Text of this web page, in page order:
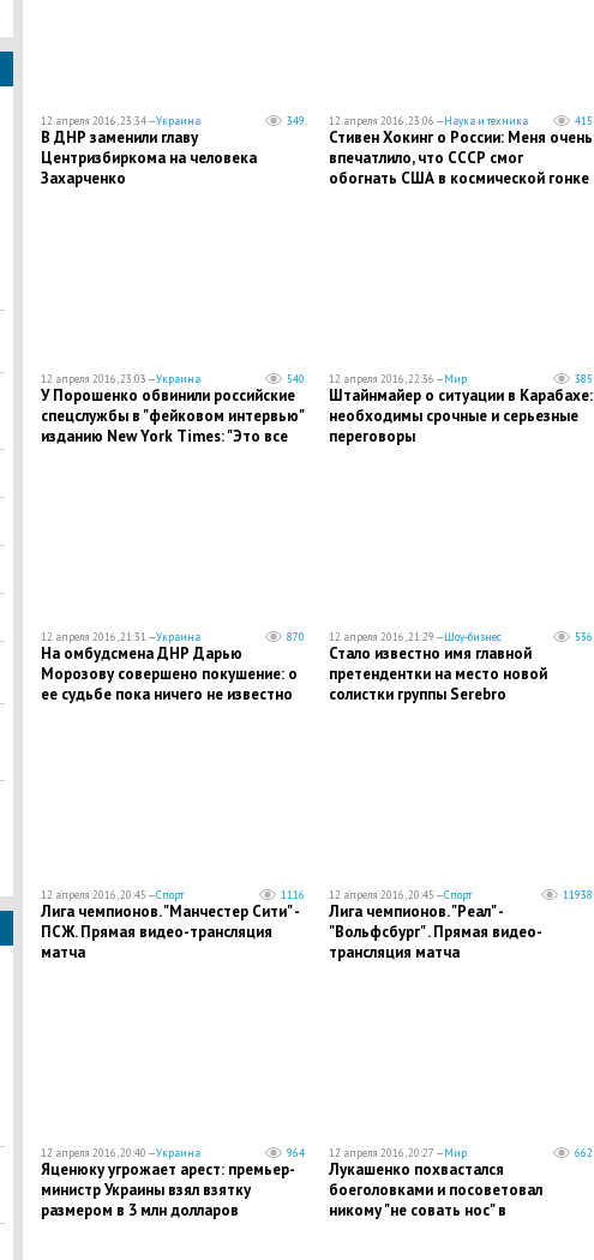
12 апреля 2016, 23:34 —Украина 349
В ДНР заменили главу
Центризбиркома на человека
Захарченко
12 апреля 2016, 23:06 —Наука и техника 415
Стивен Хокинг о России: Меня очень
впечатлило, что СССР смог
обогнать США в космической гонке
12 апреля 2016, 23:03 —Украина 540
У Порошенко обвинили российские
спецслужбы в "фейковом интервью"
изданию New York Times: "Это все
12 апреля 2016, 22:36 —Мир 385
Штайнмайер о ситуации в Карабахе:
необходимы срочные и серьезные
переговоры
12 апреля 2016, 21:31 —Украина 870
На омбудсмена ДНР Дарью
Морозову совершено покушение: о
ее судьбе пока ничего не известно
12 апреля 2016, 21:29 —Шоу-бизнес 536
Стало известно имя главной
претендентки на место новой
солистки группы Serebro
12 апреля 2016, 20:45 —Спорт 1116
Лига чемпионов. "Манчестер Сити" -
ПСЖ. Прямая видео-трансляция
матча
12 апреля 2016, 20:45 —Спорт 11938
Лига чемпионов. "Реал" -
"Вольфсбург" . Прямая видео-
трансляция матча
12 апреля 2016, 20:40 —Украина 964
Яценюку угрожает арест: премьер-
министр Украины взял взятку
размером в 3 млн долларов
12 апреля 2016, 20:27 —Мир 662
Лукашенко похвастался
боеголовками и посоветовал
никому "не совать нос" в